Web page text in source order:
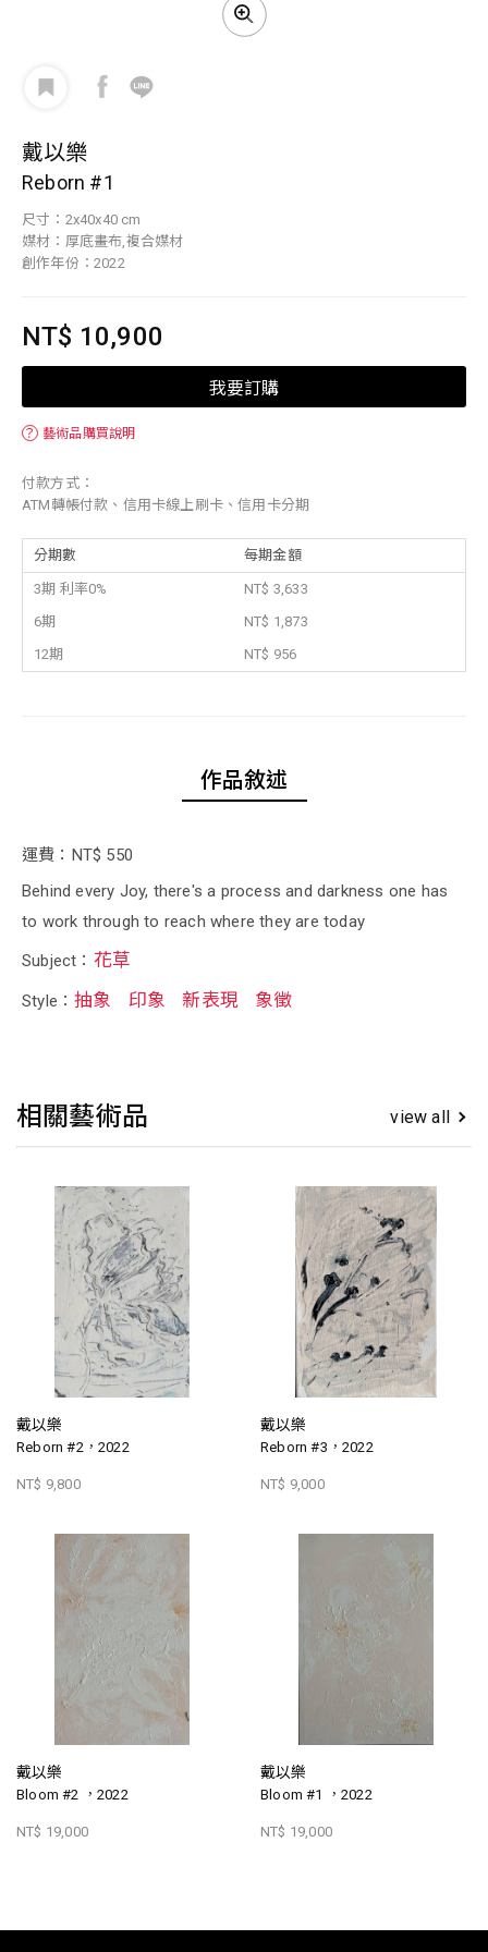
戴以樂
Reborn #1
尺寸：2x40x40 cm
媒材：厚底畫布,複合媒材
創作年份：2022
NT$ 10,900
我要訂購
？ 藝術品購買說明
付款方式：
ATM轉帳付款、信用卡線上刷卡、信用卡分期
分期數 每期金額
3期 利率0%
NT$ 3,633
6期
NT$ 1,873
12期
NT$ 956
作品敘述
運費：NT$ 550
Behind every Joy, there's a process and darkness one has
to work through to reach where they are today
Subject： 花草
Style：抽象 印象 新表現 象徵
相關藝術品 view all
戴以樂
Reborn #2，2022
NT$ 9,800
戴以樂
Reborn #3，2022
NT$ 9,000
戴以樂
Bloom #2 ，2022
NT$ 19,000
戴以樂
Bloom #1 ，2022
NT$ 19,000